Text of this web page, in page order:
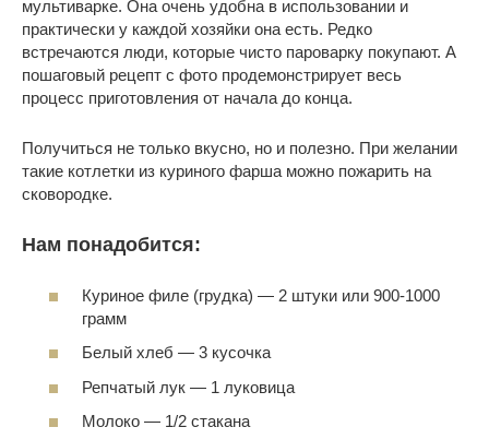
мультиварке. Она очень удобна в использовании и
практически у каждой хозяйки она есть. Редко
встречаются люди, которые чисто пароварку покупают. А
пошаговый рецепт с фото продемонстрирует весь
процесс приготовления от начала до конца.
Получиться не только вкусно, но и полезно. При желании
такие котлетки из куриного фарша можно пожарить на
сковородке.
Нам понадобится:
Куриное филе (грудка) — 2 штуки или 900-1000
грамм
Белый хлеб — 3 кусочка
Репчатый лук — 1 луковица
Молоко — 1/2 стакана